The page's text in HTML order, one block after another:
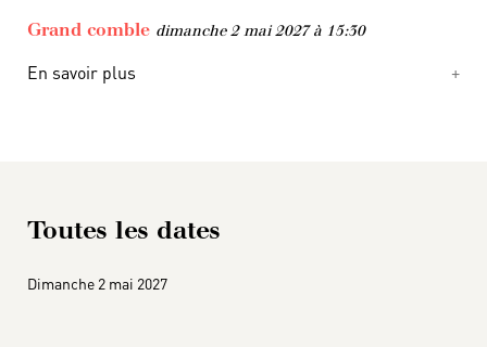
Grand comble dimanche 2 mai 2027 à 15:30
En savoir plus
Toutes les dates
Dimanche 2 mai 2027